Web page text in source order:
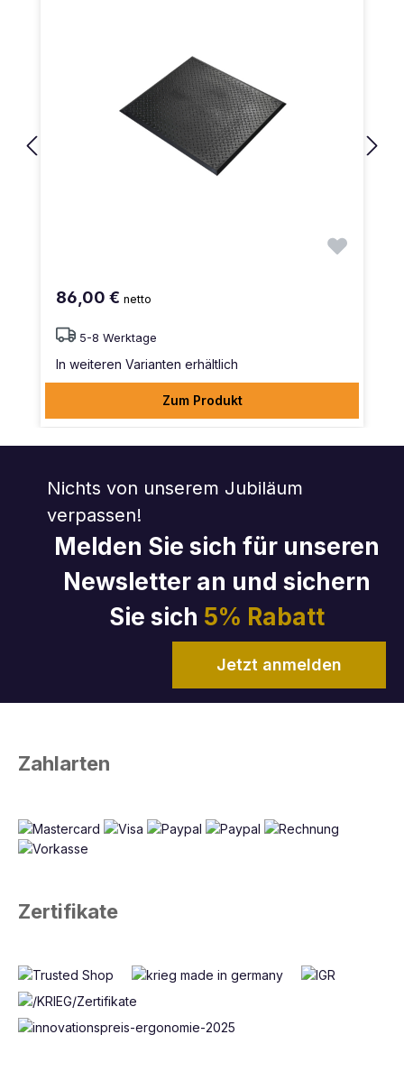
86,00 € netto
5-8 Werktage
In weiteren Varianten erhältlich
Zum Produkt
Nichts von unserem Jubiläum
verpassen!
Melden Sie sich für unseren
Newsletter an und sichern
Sie sich 5% Rabatt
Jetzt anmelden
Zahlarten
Zertifikate